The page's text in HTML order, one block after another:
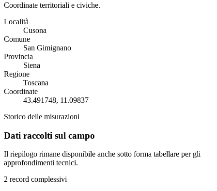
Coordinate territoriali e civiche.
Località
Cusona
Comune
San Gimignano
Provincia
Siena
Regione
Toscana
Coordinate
43.491748, 11.09837
Storico delle misurazioni
Dati raccolti sul campo
Il riepilogo rimane disponibile anche sotto forma tabellare per gli
approfondimenti tecnici.
2 record complessivi